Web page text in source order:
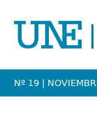
Nº 19 |